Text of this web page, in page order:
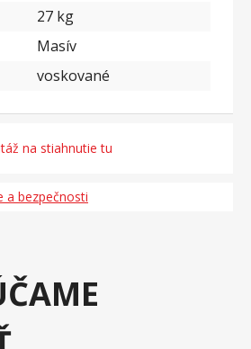
27 kg
Masív
voskované
na stiahnutie tu
a bezpečnosti